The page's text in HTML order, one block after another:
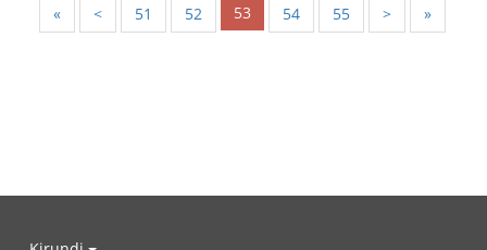
« < 51 52 53 54 55 > »